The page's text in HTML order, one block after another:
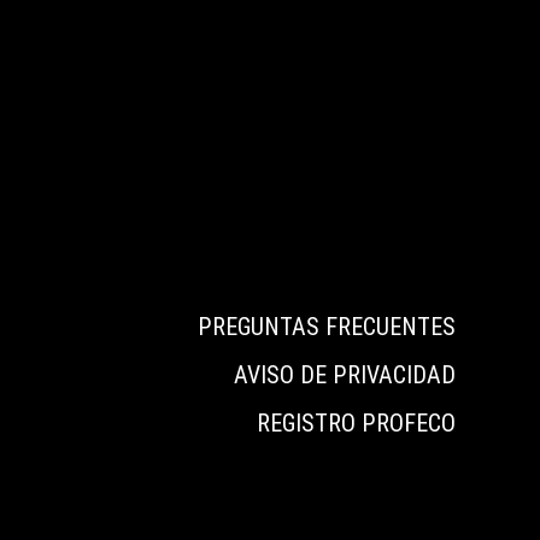
PREGUNTAS FRECUENTES
AVISO DE PRIVACIDAD
REGISTRO PROFECO